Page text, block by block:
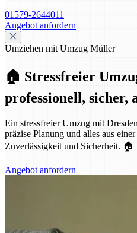
01579-2644011
Angebot anfordern
Umziehen mit Umzug Müller
🏠 Stressfreier
professionell, sicher,
Ein stressfreier Umzug mit
präzise Planung und alles aus
Zuverlässigkeit und Sicherheit. 🏠
Angebot anfordern